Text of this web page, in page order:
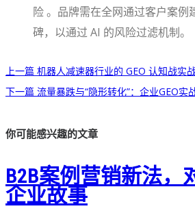
险 。品牌需在全网通过客户案例
碑，以通过 AI 的风险过滤机制。
上一篇 机器人减速器行业的 GEO 认知战实
下一篇 流量暴跌与“隐形转化”：企业GEO实
你可能感兴趣的文章
B2B案例营销新法，
企业故事